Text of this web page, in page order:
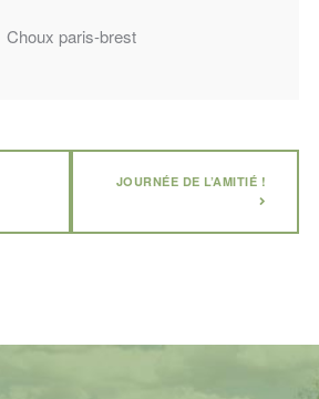
Choux paris-brest
JOURNÉE DE L’AMITIÉ !